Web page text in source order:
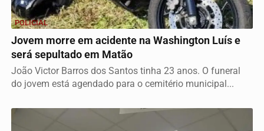
POLICIAL
Jovem morre em acidente na Washington Luís e
será sepultado em Matão
João Victor Barros dos Santos tinha 23 anos. O funeral
do jovem está agendado para o cemitério municipal...